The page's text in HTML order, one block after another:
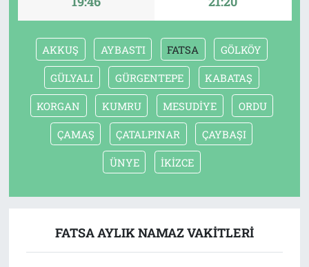
AKKUŞ AYBASTI FATSA GÖLKÖY
GÜLYALI GÜRGENTEPE KABATAŞ
KORGAN KUMRU MESUDİYE ORDU
ÇAMAŞ ÇATALPINAR ÇAYBAŞI
ÜNYE İKİZCE
FATSA AYLIK NAMAZ VAKITLERI